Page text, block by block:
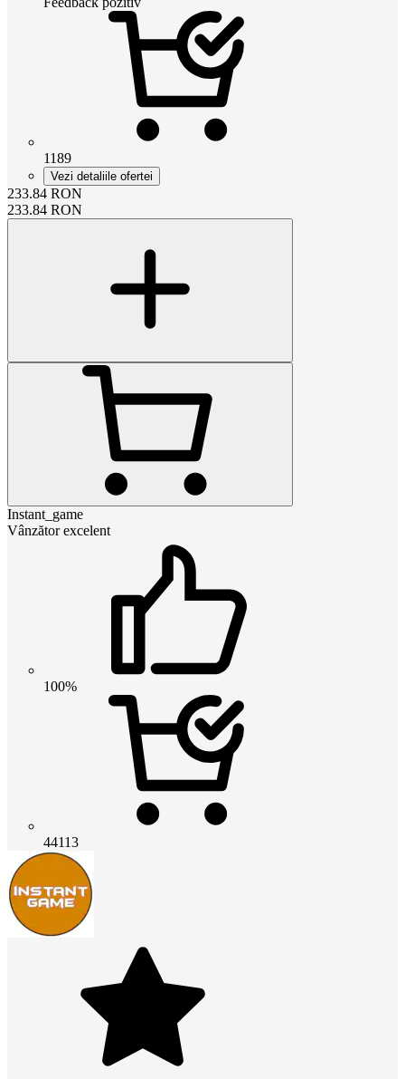
1189
Vezi detaliile ofertei
233.84 RON
233.84 RON
Instant_game
Vânzător excelent
100%
44113